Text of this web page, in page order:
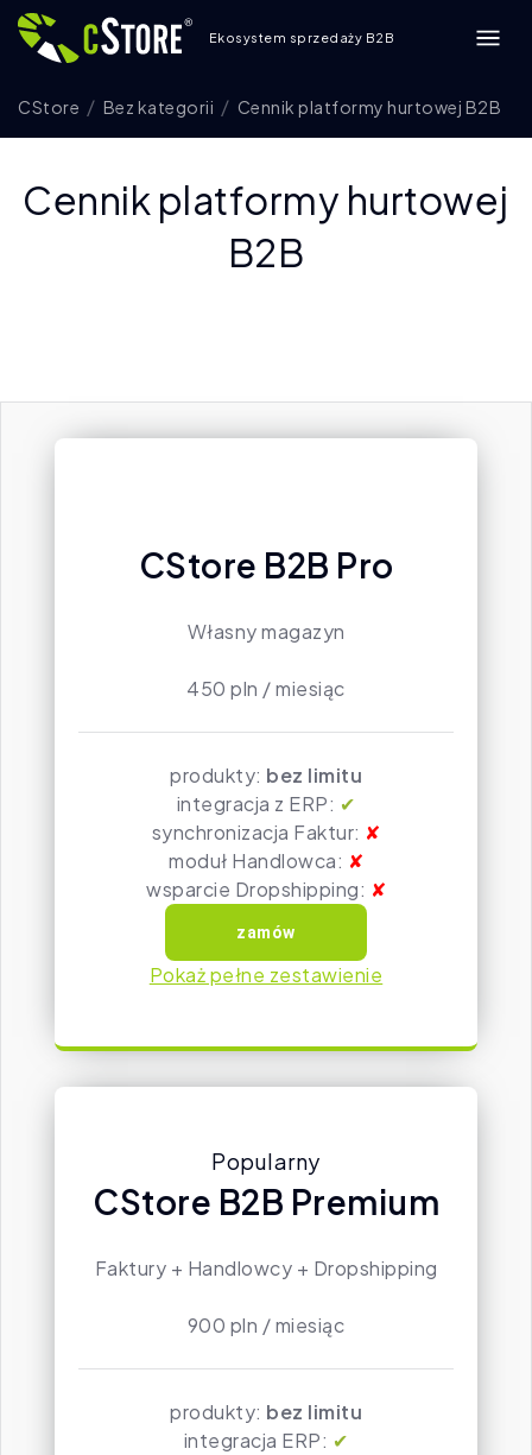
Ekosystem sprzedaży B2B
CStore Bez kategorii Cennik platformy hurtowej B2B
Cennik platformy hurtowej
B2B
CStore B2B Pro
Własny magazyn
450 pln / miesiąc
produkty: bez limitu
integracja z ERP: ✔
synchronizacja Faktur: ✘
moduł Handlowca: ✘
wsparcie Dropshipping: ✘
Pokaż pełne zestawienie
Popularny
CStore B2B Premium
Faktury + Handlowcy + Dropshipping
900 pln / miesiąc
produkty: bez limitu
integracja ERP: ✔